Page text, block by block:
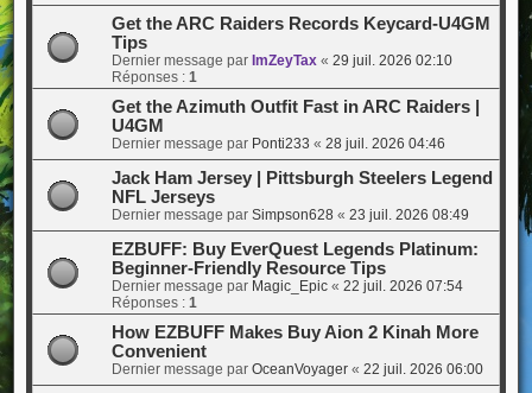
Get the ARC Raiders Records Keycard-U4GM
Tips
Dernier message par ImZeyTax« 29 juil. 2026 02:10
Réponses : 1
Get the Azimuth Outfit Fast in ARC Raiders |
U4GM
Dernier message par Ponti233 « 28 juil. 2026 04:46
Jack Ham Jersey | Pittsburgh Steelers Legend
NFL Jerseys
Dernier message par Simpson628 « 23 juil. 2026 08:49
EZBUFF: Buy EverQuest Legends Platinum:
Beginner-Friendly Resource Tips
Dernier message par Magic_Epic« 22 juil. 2026 07:54
Réponses : 1
How EZBUFF Makes Buy Aion 2 Kinah More
Convenient
Dernier message par OceanVoyager« 22 juil. 2026 06:00